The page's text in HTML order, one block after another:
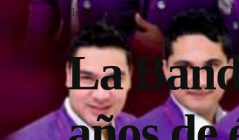
Home Blog Noticias-gruperas
La